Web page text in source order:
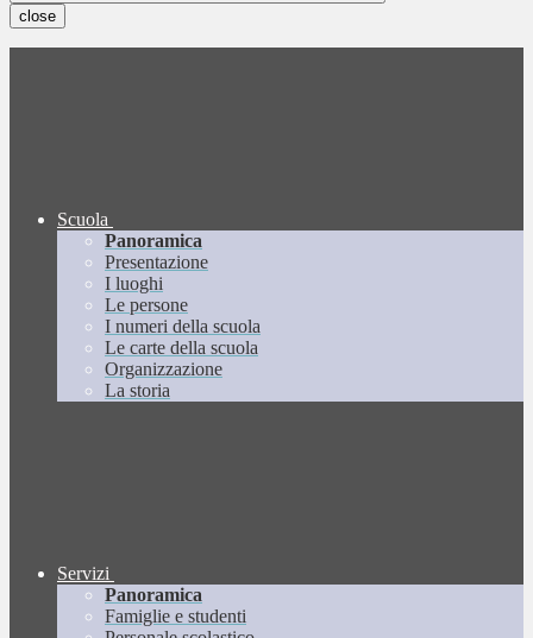
close
Scuola
Panoramica
Presentazione
I luoghi
Le persone
I numeri della scuola
Le carte della scuola
Organizzazione
La storia
Servizi
Panoramica
Famiglie e studenti